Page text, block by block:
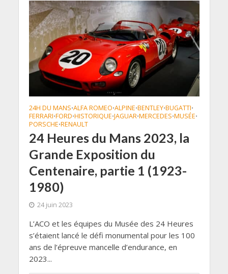
24H DU MANS•ALFA ROMEO•ALPINE•BENTLEY•BUGATTI•
FERRARI•FORD•HISTORIQUE•JAGUAR•MERCEDES•MUSÉE•
PORSCHE•RENAULT
24 Heures du Mans 2023, la
Grande Exposition du
Centenaire, partie 1 (1923-
1980)
24 juin 2023
L’ACO et les équipes du Musée des 24 Heures
s’étaient lancé le défi monumental pour les 100
ans de l’épreuve mancelle d’endurance, en
2023...